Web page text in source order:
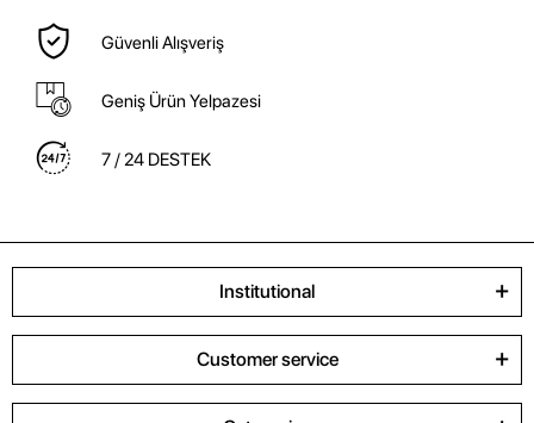
Güvenli Alışveriş
Geniş Ürün Yelpazesi
7 / 24 DESTEK
Institutional
Customer service